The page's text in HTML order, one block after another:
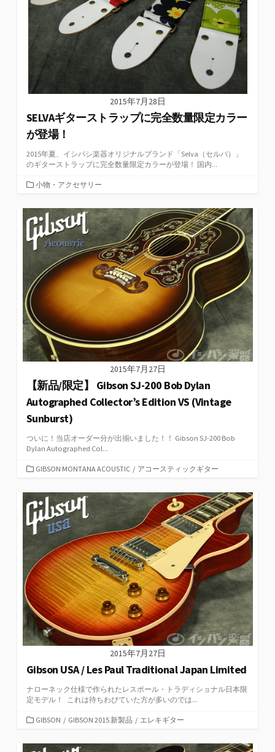
2015年7月28日
SELVAギターストラップに完全数量限定カラー
が登場！
2015年夏、イシバシ楽器オリジナルブランド「Selva（セルバ）」
のギターストラップに完全数量限定カラーが登場！ 国内...
カ
ゴ
リ
ー
小物・アクセサリー
2015年7月27日
【新品/限定】 Gibson SJ-200 Bob Dylan
Autographed Collector’s Edition VS (Vintage
Sunburst)
ついに！当店オーダー分が出揃いました！！ Gibson SJ-200 Bob
Dylan Autographed Col...
カ
ゴ
リ
ー
GIBSON MONTANA ACOUSTIC / アコースティックギター
2015年7月27日
Gibson USA / Les Paul Traditional Japan Limited
ナローネック仕様で作られたレスポール・トラディショナル日本限
定モデル！ これは待ちわびていた方が多いのでは...
カ
ゴ
GIBSON / GIBSON 2015 新製品 / エレキギター